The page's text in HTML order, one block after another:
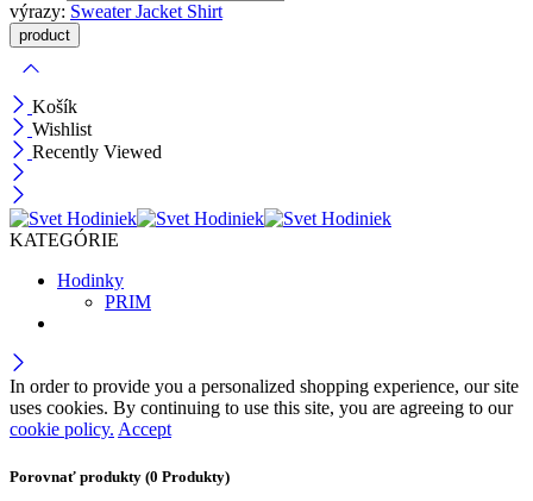
výrazy: SweaterJacket Shirt
Košík
Wishlist
Recently Viewed
KATEGÓRIE
Hodinky
PRIM
In order to provide you a personalized shopping experience, our site
uses cookies. By continuing to use this site, you are agreeing to our
cookie policy. Accept
Porovnať produkty (0 Produkty)